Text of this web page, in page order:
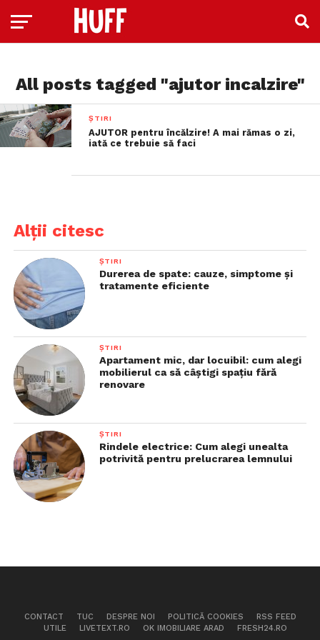
All posts tagged "ajutor incalzire"
ȘTIRI
AJUTOR pentru încălzire! A mai rămas o zi,
iată ce trebuie să faci
Alții citesc
ȘTIRI
Durerea de spate: cauze, simptome și
tratamente eficiente
ȘTIRI
Apartament mic, dar locuibil: cum alegi
mobilierul ca să câștigi spațiu fără
renovare
ȘTIRI
Rindele electrice: Cum alegi unealta
potrivită pentru prelucrarea lemnului
CONTACT TUC DESPRE NOI POLITICĂ COOKIES
RSS FEED
UTILE
LIVETEXT.RO OK IMOBILIARE ARAD FRESH24.RO